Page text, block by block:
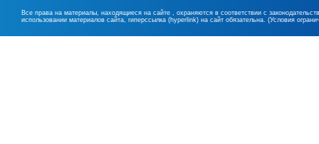
Все права на материалы, находящиеся на сайте , охраняются в соответствии с
использовании материалов сайта, гиперссылка (hyperlink) на сайт обязательна. (Условия